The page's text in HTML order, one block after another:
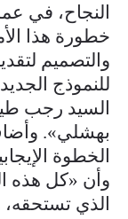
النجاح، في
والتصميم
للنموذج
السيد رجب
بهشلي».
الخطوة
وأن «كل هذه
الذي تستحقه،